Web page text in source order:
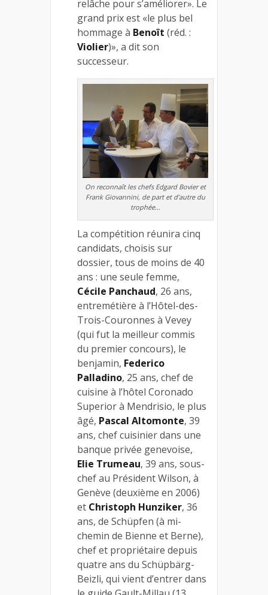
relâche pour s’améliorer». Le
grand prix est «le plus bel
hommage à Benoît (réd. :
Violier)», a dit son
successeur.
On reconnaît les chefs Edgard Bovier et
Frank Giovannini, de part et d’autre du
trophée…
La compétition réunira cinq
candidats, choisis sur
dossier, tous de moins de 40
ans : une seule femme,
Cécile Panchaud, 26 ans,
entremétière à l’Hôtel-des-
Trois-Couronnes à Vevey
(qui fut la meilleur commis
du premier concours), le
benjamin, Federico
Palladino, 25 ans, chef de
cuisine à l’hôtel Coronado
Superior à Mendrisio, le plus
âgé, Pascal Altomonte, 39
ans, chef cuisinier dans une
banque privée genevoise,
Elie Trumeau, 39 ans, sous-
chef au Président Wilson, à
Genève (deuxième en 2006)
et Christoph Hunziker, 36
ans, de Schüpfen (à mi-
chemin de Bienne et Berne),
chef et propriétaire depuis
quatre ans du Schüpbärg-
Beizli, qui vient d’entrer dans